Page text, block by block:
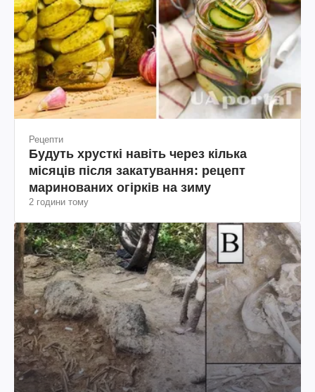
Рецепти
Будуть хрусткі навіть через кілька
місяців після закатування: рецепт
маринованих огірків на зиму
2 години тому